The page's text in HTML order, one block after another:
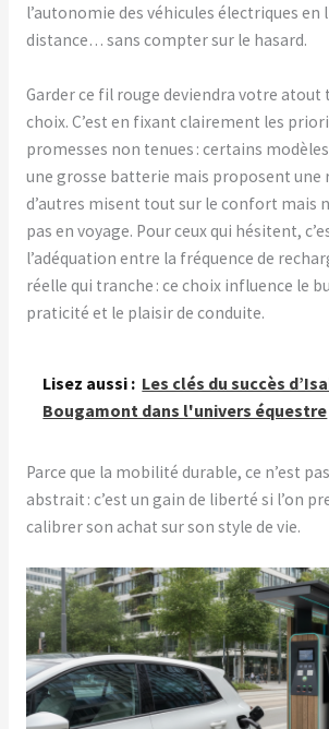
l’autonomie des véhicules électriques en
distance… sans compter sur le hasard.
Garder ce fil rouge deviendra votre atout
choix. C’est en fixant clairement les
promesses non tenues : certains
une grosse batterie mais proposent une
d’autres misent tout sur le confort mais
pas en voyage. Pour ceux qui hésitent,
l’adéquation entre la fréquence de
réelle qui tranche : ce choix influence le
praticité et le plaisir de conduite.
Lisez aussi : Les clés du succès
Bougamont dans l'univers équestre
Parce que la mobilité durable, ce n’est
abstrait : c’est un gain de liberté si l’on
calibrer son achat sur son style de vie.